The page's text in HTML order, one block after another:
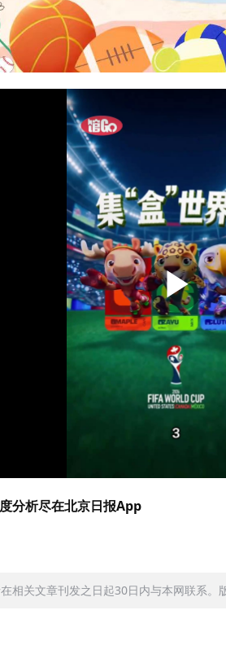
分析尽在北京日报App
相关文章刊发之日起30日内与本网联系